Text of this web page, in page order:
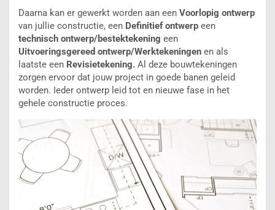
Daarna kan er gewerkt worden aan een Voorlopig ontwerp
van jullie constructie, een Definitief ontwerp een
technisch ontwerp/bestektekening een
Uitvoeringsgereed ontwerp/Werktekeningen en als
laatste een Revisietekening. Al deze bouwtekeningen
zorgen ervoor dat jouw project in goede banen geleid
worden. Ieder ontwerp leid tot en nieuwe fase in het
gehele constructie proces.